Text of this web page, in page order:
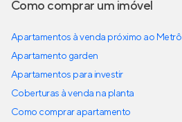
Como comprar um imóvel
Apartamentos à venda próximo ao Metrô
Apartamento garden
Apartamentos para investir
Coberturas à venda na planta
Como comprar apartamento